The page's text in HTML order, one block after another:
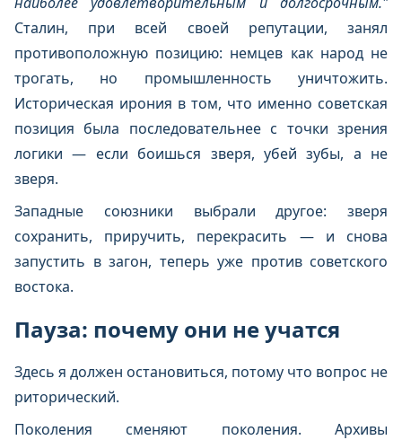
Сталин, при всей своей репутации, занял
противоположную позицию: немцев как народ не
трогать, но промышленность уничтожить.
Историческая ирония в том, что именно советская
позиция была последовательнее с точки зрения
логики — если боишься зверя, убей зубы, а не
зверя.
Западные союзники выбрали другое: зверя
сохранить, приручить, перекрасить — и снова
запустить в загон, теперь уже против советского
востока.
Пауза: почему они не учатся
Здесь я должен остановиться, потому что вопрос не
риторический.
Поколения сменяют поколения. Архивы